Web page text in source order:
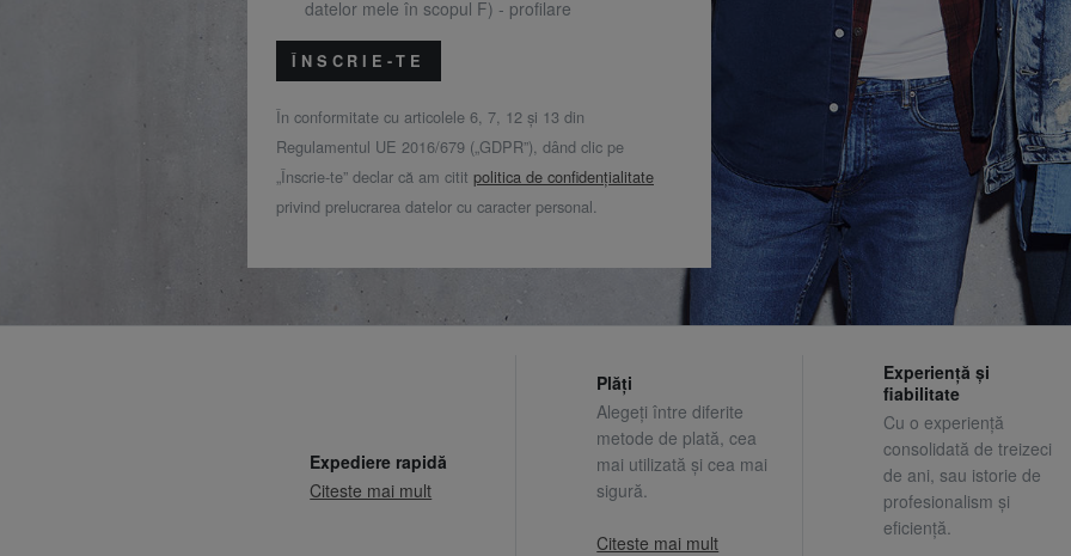
datelor mele în scopul F) - profilare
ÎNSCRIE-TE
În conformitate cu articolele 6, 7, 12 și 13 din
Regulamentul UE 2016/679 („GDPR”), dând clic pe
„Înscrie-te” declar că am citit politica de confidențialitate
privind prelucrarea datelor cu caracter personal.
Expediere rapidă
Citeste mai mult
Plăți
Alegeți între diferite
metode de plată, cea
mai utilizată și cea mai
sigură.
Citeste mai mult
Experiență și
fiabilitate
Cu o experiență
consolidată de treizeci
de ani, sau istorie de
profesionalism și
eficiență.